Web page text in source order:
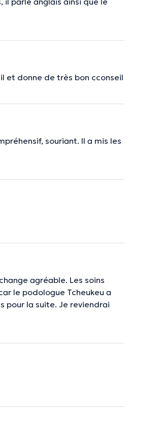
et donne de très bon cconseil
souriant. Il a mis les
agréable. Les soins
le podologue Tcheukeu a
pour la suite. Je reviendrai